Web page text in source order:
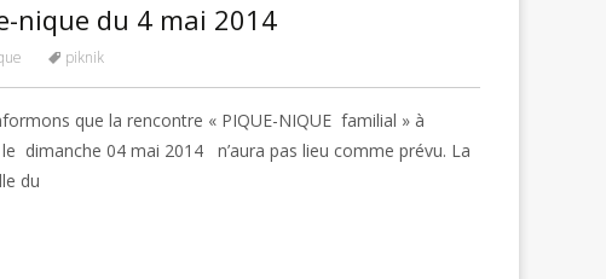
nique du 4 mai 2014
piknik
que la rencontre « PIQUE-NIQUE familial » à
le dimanche 04 mai 2014 n’aura pas lieu comme prévu. La
du